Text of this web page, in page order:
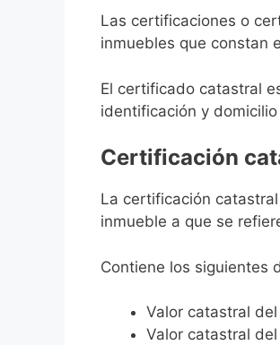
Las certificaciones o
inmuebles que constan
El certificado catastral
identificación y
Certificación
La certificación
inmueble a que se
Contiene los siguientes
Valor catastral
Valor catastral